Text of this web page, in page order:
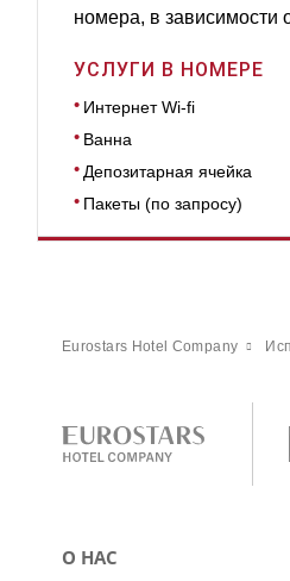
номера, в зависимости
УСЛУГИ В НОМЕРЕ
Интернет Wi-fi
Ванна
Депозитарная ячейка
Пакеты (по запросу)
Eurostars Hotel Company
О НАС